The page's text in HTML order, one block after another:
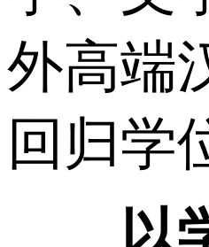
外高端
回归学